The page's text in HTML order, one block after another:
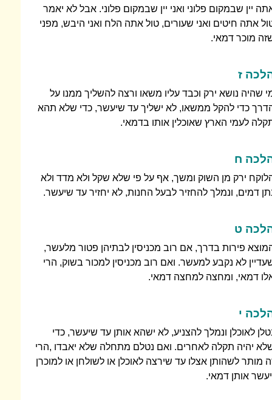
יין שבמקום פלוני ואני יין שבמקום פלוני. אבל לא יאמר
אתה חיטים ואני שעורים, טול אתה הלח ואני היבש, מפני
מוכר דמאי.
ז
שהיה נושא ירק וכבד עליו משאו ורצה להשליך ממנו על
כדי להקל ממשאו, לא ישליך עד שיעשר, כדי שלא תהא
לעמי הארץ שאוכלין אותו בדמאי.
ח
ירק מן השוק ומשך, אף על פי שלא שקל ולא מדד ולא
דמים, ונמלך להחזיר לבעל החנות, לא יחזיר עד שיעשר.
ט
פירות בדרך, אם רוב מכניסין לבתיהן פטור מלעשר,
לא נקבע למעשר. ואם רוב מכניסין למכור בשוק, הרי
דמאי, ומחצה למחצה דמאי.
י
לאוכלן ונמלך להצניע, לא ישהא אותן עד שיעשר, כדי
יהיה תקלה לאחרים. ואם נטלם מתחלה שלא יאבדו ,הרי
מותר לשהותן אצלו עד שירצה לאוכלן או לשולחן או למוכרן
אותן דמאי.